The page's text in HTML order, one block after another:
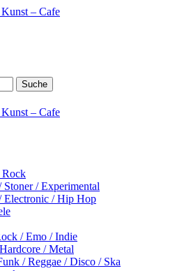
Rock
Stoner / Experimental
Electronic / Hip Hop
/ Emo / Indie
/ Metal
/ Reggae / Disco / Ska